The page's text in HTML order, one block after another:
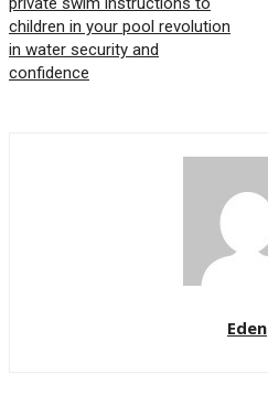
children in your pool revolution
in water security and
confidence
Eden